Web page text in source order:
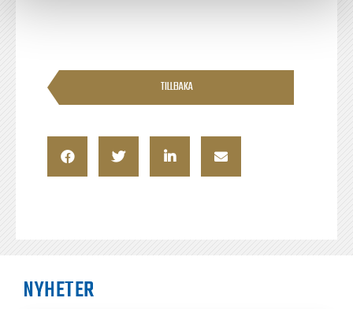
TILLBAKA
NYHETER